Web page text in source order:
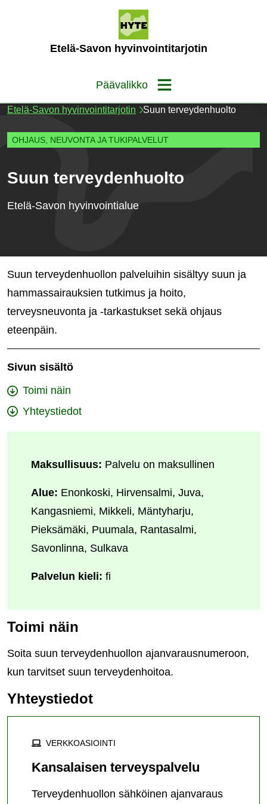
Etelä-Savon hyvinvointitarjotin
Päävalikko
Etelä-Savon hyvinvointitarjotin Suun terveydenhuolto
OHJAUS, NEUVONTA JA TUKIPALVELUT
Suun terveydenhuolto
Etelä-Savon hyvinvointialue
Suun terveydenhuollon palveluihin sisältyy suun ja
hammassairauksien tutkimus ja hoito,
terveysneuvonta ja -tarkastukset sekä ohjaus
eteenpäin.
Sivun sisältö
Toimi näin
Yhteystiedot
Maksullisuus: Palvelu on maksullinen
Alue: Enonkoski, Hirvensalmi, Juva,
Kangasniemi, Mikkeli, Mäntyharju,
Pieksämäki, Puumala, Rantasalmi,
Savonlinna, Sulkava
Palvelun kieli: fi
Toimi näin
Soita suun terveydenhuollon ajanvarausnumeroon,
kun tarvitset suun terveydenhoitoa.
Yhteystiedot
VERKKOASIOINTI
Kansalaisen terveyspalvelu
Terveydenhuollon sähköinen ajanvaraus